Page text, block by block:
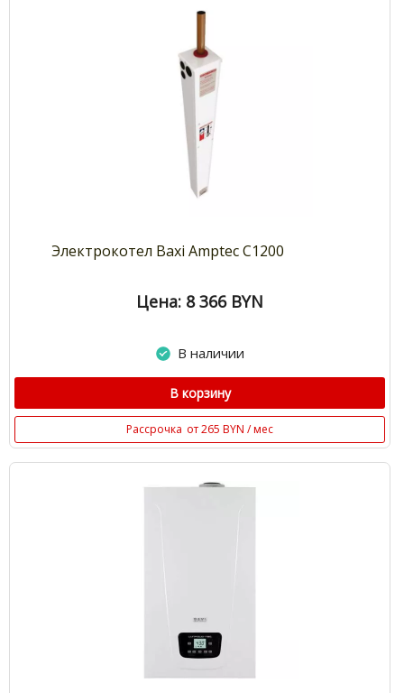
Электрокотел Baxi Amptec С1200
Цена: 8 366 BYN
В наличии
В корзину
Рассрочка от 265 BYN / мес